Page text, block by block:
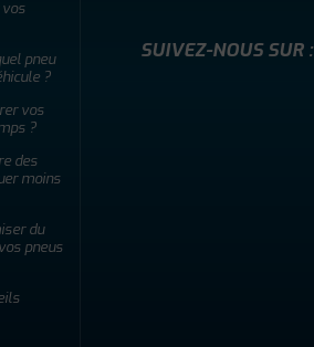
pneu
?
vos
?
des
moins
du
pneus
SUIVEZ-NOUS SUR :